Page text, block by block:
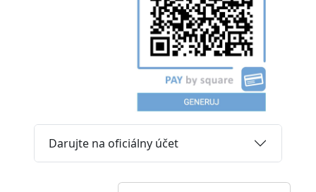
Darujte na oficiálny účet